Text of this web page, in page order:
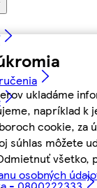
ukladáme
napríklad k
cookie, za
súhlas môžete
všetko,
osobných